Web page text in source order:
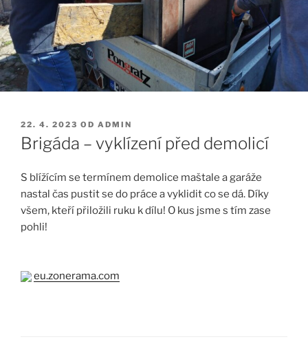
PUBLIKOVÁNO
22. 4. 2023 OD ADMIN
Brigáda – vyklízení před demolicí
S blížícím se termínem demolice maštale a garáže
nastal čas pustit se do práce a vyklidit co se dá. Díky
všem, kteří přiložili ruku k dílu! O kus jsme s tím zase
pohli!
eu.zonerama.com